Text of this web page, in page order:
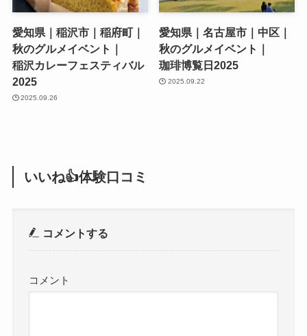
愛知県｜稲沢市｜稲府町｜
秋のグルメイベント｜
稲沢カレーフェスティバル
2025
2025.09.26
愛知県｜名古屋市｜中区｜
秋のグルメイベント｜
珈琲博覧日2025
2025.09.22
いいね👍体験口コミ
コメントする
コメント